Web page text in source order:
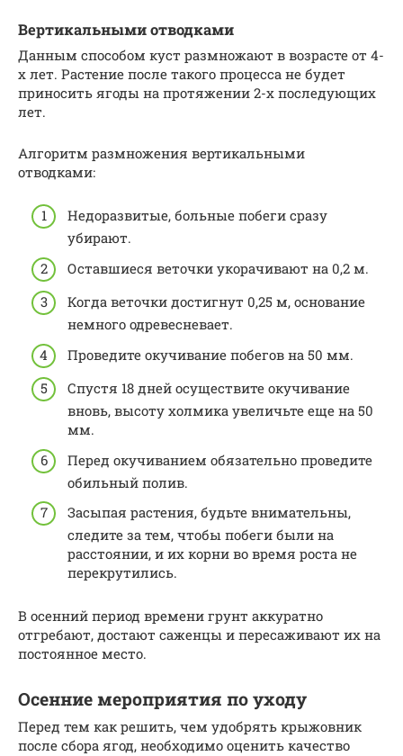
Вертикальными отводками
Данным способом куст размножают в возрасте от 4-
х лет. Растение после такого процесса не будет
приносить ягоды на протяжении 2-х последующих
лет.
Алгоритм размножения вертикальными
отводками:
Недоразвитые, больные побеги сразу
убирают.
Оставшиеся веточки укорачивают на 0,2 м.
Когда веточки достигнут 0,25 м, основание
немного одревесневает.
Проведите окучивание побегов на 50 мм.
Спустя 18 дней осуществите окучивание
вновь, высоту холмика увеличьте еще на 50
мм.
Перед окучиванием обязательно проведите
обильный полив.
Засыпая растения, будьте внимательны,
следите за тем, чтобы побеги были на
расстоянии, и их корни во время роста не
перекрутились.
В осенний период времени грунт аккуратно
отгребают, достают саженцы и пересаживают их на
постоянное место.
Осенние мероприятия по уходу
Перед тем как решить, чем удобрять крыжовник
после сбора ягод, необходимо оценить качество